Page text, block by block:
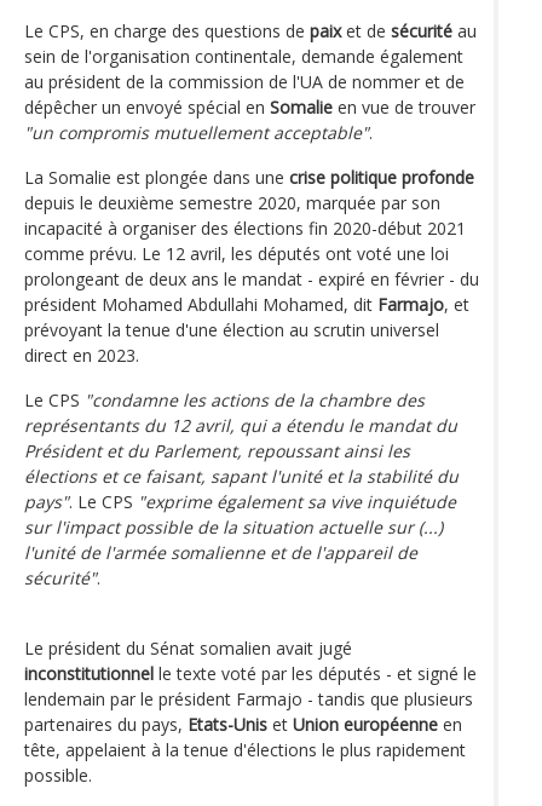
Le CPS, en charge des questions de paixet de sécurité au
sein de l'organisation continentale, demande également
au président de la commission de l'UA de nommer et de
dépêcher un envoyé spécial en Somalie en vue de trouver
"un compromis mutuellement acceptable".
La Somalie est plongée dans une crise politique profonde
depuis le deuxième semestre 2020, marquée par son
incapacité à organiser des élections fin 2020-début 2021
comme prévu. Le 12 avril, les députés ont voté une loi
prolongeant de deux ans le mandat - expiré en février - du
président Mohamed Abdullahi Mohamed, dit Farmajo, et
prévoyant la tenue d'une élection au scrutin universel
direct en 2023.
Le CPS "condamne les actions de la chambre des
représentants du 12 avril, qui a étendu le mandat du
Président et du Parlement, repoussant ainsi les
élections et ce faisant, sapant l'unité et la stabilité du
pays". Le CPS "exprime également sa vive inquiétude
sur l'impact possible de la situation actuelle sur (...)
l'unité de l'armée somalienne et de l'appareil de
sécurité".
Le président du Sénat somalien avait jugé
inconstitutionnel le texte voté par les députés - et signé le
lendemain par le président Farmajo - tandis que plusieurs
partenaires du pays, Etats-Unis et Union européenne en
tête, appelaient à la tenue d'élections le plus rapidement
possible.